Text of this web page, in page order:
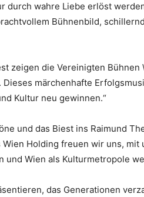
wahre Liebe erlöst
Bühnenbild,
zeigen die Vereinigten Bühnen
märchenhafte
Kultur neu gewinnen.“
und das Biest ins Raimund
Holding freuen wir uns, mit
Wien als Kulturmetropole
das Generationen